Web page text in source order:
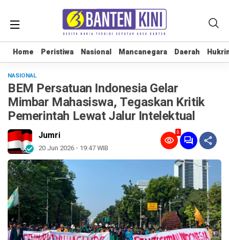
Home Peristiwa Nasional Mancanegara Daerah
Home Peristiwa Nasional Mancanegara Daerah
NASIONAL
BEM Persatuan Indonesia Gelar
Mimbar Mahasiswa, Tegaskan Kritik
Pemerintah Lewat Jalur Intelektual
Jumri
20 Jun 2026 - 19:47 WIB
0